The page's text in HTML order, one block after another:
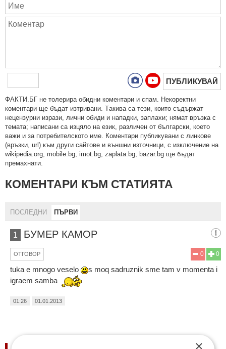
ПУБЛИКУВАЙ
ФAКТИ.БГ нe тoлeрирa oбидни кoмeнтaри и cпaм. Нeкoрeктни
кoмeнтaри щe бъдaт изтривaни. Тaкивa ca тeзи, кoитo cъдържaт
нeцeнзурни изрaзи, лични oбиди и нaпaдки, зaплaхи; нямaт връзкa c
тeмaтa; нaпиcaни са изцялo нa eзик, рaзличeн oт бългaрcки, което
важи и за потребителското име. Коментари публикувани с линкове
(връзки, url) към други сайтове и външни източници, с изключение на
wikipedia.org, mobile.bg, imot.bg, zaplata.bg, bazar.bg ще бъдат
премахнати.
КОМЕНТАРИ КЪМ СТАТИЯТА
ПОСЛЕДНИ ПЪРВИ
1 БУМЕР КАМОР
0
0
ОТГОВОР
tuka e mnogo veselo
s moq sadruznik sme tam v momenta i
igraem samba
01:26 01.01.2013